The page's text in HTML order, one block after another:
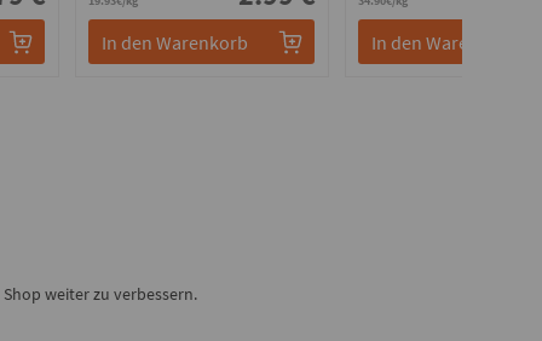
In den Warenkorb In den Warenkorb
weiter zu verbessern.